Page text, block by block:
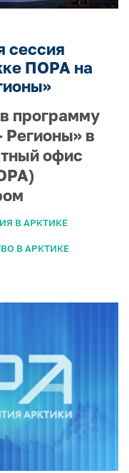
сессия
ПОРА на
программу
Регионы» в
офис
В АРКТИКЕ
В АРКТИКЕ